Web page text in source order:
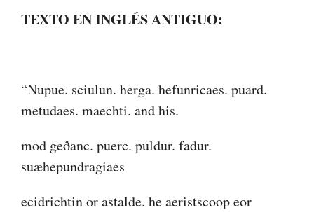
TEXTO EN INGLÉS ANTIGUO:
“Nupue. sciulun. herga. hefunricaes. puard.
metudaes. maechti. and his.
mod geðanc. puerc. puldur. fadur.
suæhepundragiaes
ecidrichtin or astalde. he aeristscoop eor